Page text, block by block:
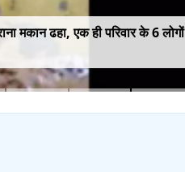
मकान ढहा, एक ही परिवार के 6 लोगों